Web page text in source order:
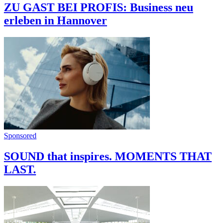
ZU GAST BEI PROFIS: Business neu
erleben in Hannover
Sponsored
SOUND that inspires. MOMENTS THAT
LAST.